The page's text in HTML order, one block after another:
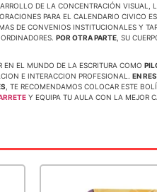
DE LA CONCENTRACIÓN VISUAL,
PARA EL CALENDARIO CIVICO
DE CONVENIOS INSTITUCIONALES Y
POR OTRA PARTE , SU
EN EL MUNDO DE LA ESCRITURA COMO
E INTERACCION PROFESIONAL. EN
, TE RECOMENDAMOS COLOCAR ESTE
Y EQUIPA TU AULA CON LA MEJOR